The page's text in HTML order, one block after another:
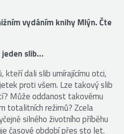
vydáním knihy Mlýn. Čte
jeden slib…
kteří dali slib umírajícímu otci,
proti všem. Lze takový slib
Může oddanost takovému
totalitních režimů? Zcela
silného životního příběhu
časové období přes sto let.